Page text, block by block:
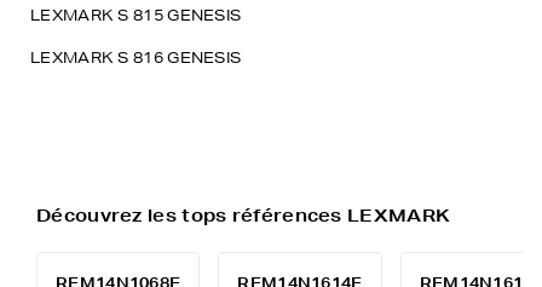
LEXMARK S 815 GENESIS
LEXMARK S 816 GENESIS
Découvrez les tops références LEXMARK
REM14N1068E REM14N1614E